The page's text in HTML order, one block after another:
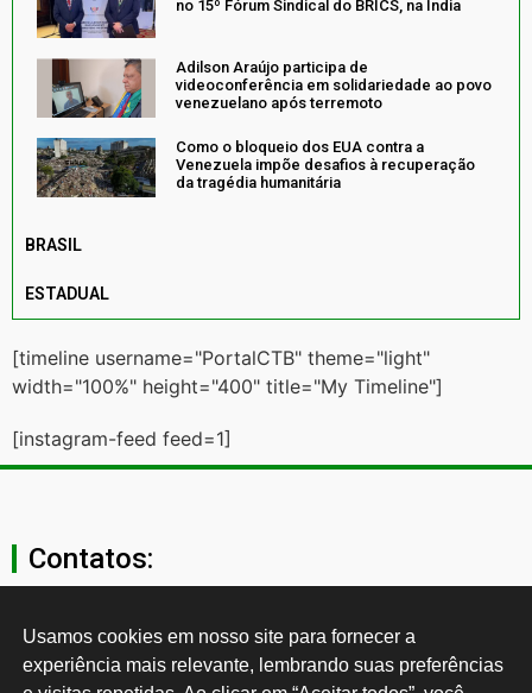
no 15º Fórum Sindical do BRICS, na Índia
Adilson Araújo participa de
videoconferência em solidariedade ao povo
venezuelano após terremoto
Como o bloqueio dos EUA contra a
Venezuela impõe desafios à recuperação
da tragédia humanitária
BRASIL
ESTADUAL
[timeline username="PortalCTB" theme="light"
width="100%" height="400" title="My Timeline"]
[instagram-feed feed=1]
Contatos:
secgeral@ctb.org.br
11 3874-0040
Usamos cookies em nosso site para fornecer a
experiência mais relevante, lembrando suas preferências